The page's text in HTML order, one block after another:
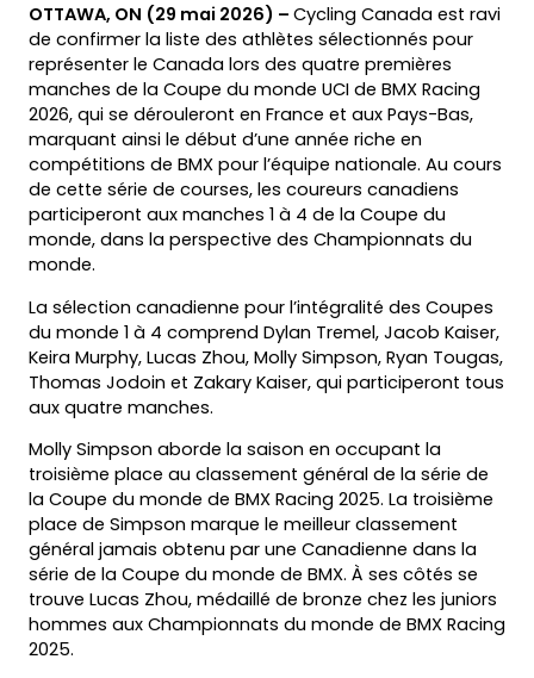
OTTAWA, ON (29 mai 2026) – Cycling Canada est ravi
de confirmer la liste des athlètes sélectionnés pour
représenter le Canada lors des quatre premières
manches de la Coupe du monde UCI de BMX Racing
2026, qui se dérouleront en France et aux Pays-Bas,
marquant ainsi le début d’une année riche en
compétitions de BMX pour l’équipe nationale. Au cours
de cette série de courses, les coureurs canadiens
participeront aux manches 1 à 4 de la Coupe du
monde, dans la perspective des Championnats du
monde.
La sélection canadienne pour l’intégralité des Coupes
du monde 1 à 4 comprend Dylan Tremel, Jacob Kaiser,
Keira Murphy, Lucas Zhou, Molly Simpson, Ryan Tougas,
Thomas Jodoin et Zakary Kaiser, qui participeront tous
aux quatre manches.
Molly Simpson aborde la saison en occupant la
troisième place au classement général de la série de
la Coupe du monde de BMX Racing 2025. La troisième
place de Simpson marque le meilleur classement
général jamais obtenu par une Canadienne dans la
série de la Coupe du monde de BMX. À ses côtés se
trouve Lucas Zhou, médaillé de bronze chez les juniors
hommes aux Championnats du monde de BMX Racing
2025.